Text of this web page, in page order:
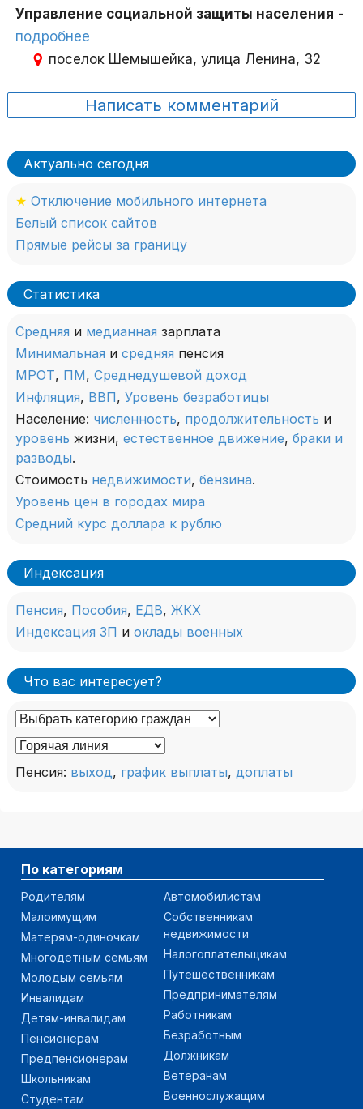
Управление социальной защиты населения -
подробнее
поселок Шемышейка, улица Ленина, 32
Написать комментарий
Актуально сегодня
★ Отключение мобильного интернета
Белый список сайтов
Прямые рейсы за границу
Статистика
Средняя и медианная зарплата
Минимальная и средняя пенсия
МРОТ, ПМ, Среднедушевой доход
Инфляция, ВВП, Уровень безработицы
Население: численность, продолжительность и
уровень жизни, естественное движение, браки и
разводы.
Стоимость недвижимости, бензина.
Уровень цен в городах мира
Средний курс доллара к рублю
Индексация
Пенсия, Пособия, ЕДВ, ЖКХ
Индексация ЗП и оклады военных
Что вас интересует?
Пенсия: выход, график выплаты, доплаты
По категориям
Родителям
Малоимущим
Матерям-одиночкам
Многодетным семьям
Молодым семьям
Инвалидам
Детям-инвалидам
Пенсионерам
Предпенсионерам
Школьникам
Студентам
Автомобилистам
Собственникам
недвижимости
Налогоплательщикам
Путешественникам
Предпринимателям
Работникам
Безработным
Должникам
Ветеранам
Военнослужащим